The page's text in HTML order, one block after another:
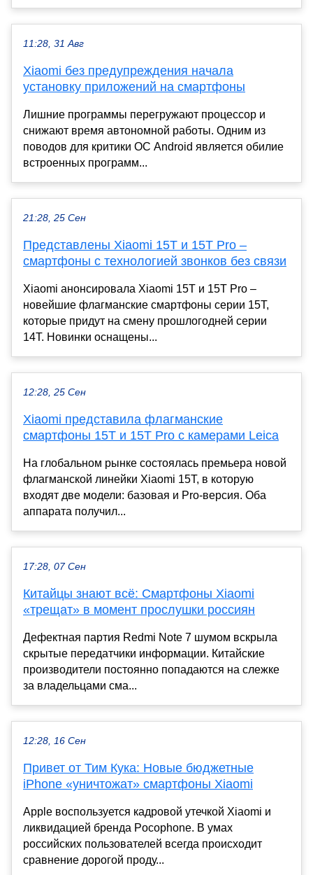
11:28, 31 Авг
Xiaomi без предупреждения начала
установку приложений на смартфоны
Лишние программы перегружают процессор и
снижают время автономной работы. Одним из
поводов для критики ОС Android является обилие
встроенных программ...
21:28, 25 Сен
Представлены Xiaomi 15T и 15T Pro –
смартфоны с технологией звонков без связи
Xiaomi анонсировала Xiaomi 15T и 15T Pro –
новейшие флагманские смартфоны серии 15T,
которые придут на смену прошлогодней серии
14T. Новинки оснащены...
12:28, 25 Сен
Xiaomi представила флагманские
смартфоны 15T и 15T Pro с камерами Leica
На глобальном рынке состоялась премьера новой
флагманской линейки Xiaomi 15T, в которую
входят две модели: базовая и Pro-версия. Оба
аппарата получил...
17:28, 07 Сен
Китайцы знают всё: Смартфоны Xiaomi
«трещат» в момент прослушки россиян
Дефектная партия Redmi Note 7 шумом вскрыла
скрытые передатчики информации. Китайские
производители постоянно попадаются на слежке
за владельцами сма...
12:28, 16 Сен
Привет от Тим Кука: Новые бюджетные
iPhone «уничтожат» смартфоны Xiaomi
Apple воспользуется кадровой утечкой Xiaomi и
ликвидацией бренда Pocophone. В умах
российских пользователей всегда происходит
сравнение дорогой проду...